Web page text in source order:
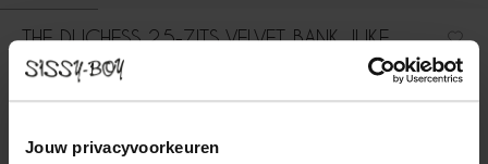
Jouw privacyvoorkeuren
THE DUCHESS 2,5-ZITS VELVET BANK JUKE
OKERGEEL
2.5-zits bank uit The Duchess serie in een velvet uitvoering van